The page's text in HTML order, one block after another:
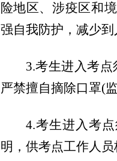
险地区、涉疫区和
强自我防护，减少
3.考生进入考
严禁擅自摘除口罩(
4.考生进入考
明，供考点工作人员